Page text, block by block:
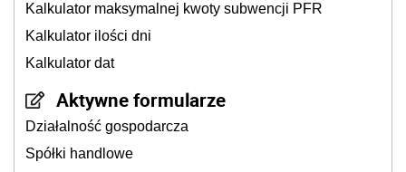
Kalkulator maksymalnej kwoty subwencji PFR
Kalkulator ilości dni
Kalkulator dat
Aktywne formularze
Działalność gospodarcza
Spółki handlowe